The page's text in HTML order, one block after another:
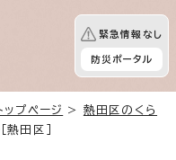
緊急情報なし
防災ポータル
ップページ > 熱田区のくら
熱田区］